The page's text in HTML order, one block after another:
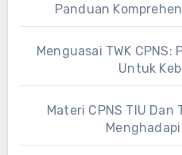
Panduan
Menguasai TWK
Untuk
Materi CPNS TIU Dan
Menghadapi